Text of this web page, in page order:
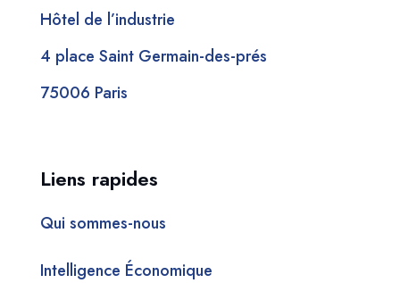
Hôtel de l’industrie
4 place Saint Germain-des-prés
75006 Paris
Liens rapides
Qui sommes-nous
Intelligence Économique